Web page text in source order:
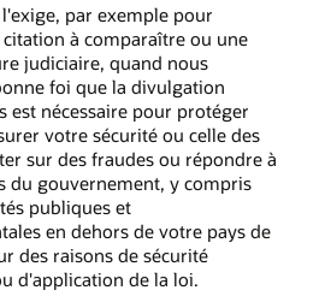
par exemple pour
à comparaître ou une
judiciaire, quand nous
foi que la divulgation
est nécessaire pour protéger
votre sécurité ou celle des
sur des fraudes ou répondre à
du gouvernement, y compris
publiques et
en dehors de votre pays de
des raisons de sécurité
d'application de la loi.